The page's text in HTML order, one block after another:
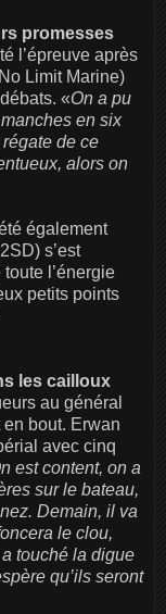
promesses
l’épreuve après
Limit Marine)
«On a pu
en six
de ce
alors on
également
s’est
l’énergie
petits points
les cailloux
au général
bout. Erwan
avec cinq
est content, on a
sur le bateau,
Demain, il va
le clou,
touché la digue
qu’ils seront